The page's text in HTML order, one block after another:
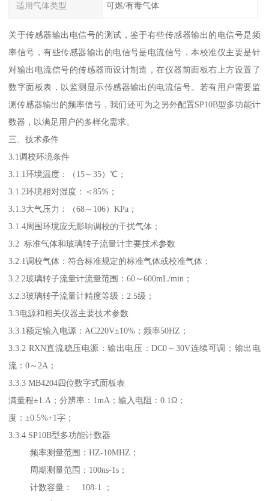
适用气体类型 可燃/有毒气体
关于传感器输出电信号的测试，鉴于有些传感器输出的电信号是频
率信号，有些传感器输出的电信号是电流信号，本校准仪主要是针
对输出电流信号的传感器而设计制造，在仪器前面板右上方设置了
数字面板表，以监测显示传感器输出的电流信号。若有用户需要监
测传感器输出的频率信号，我们还可为之另外配置SP10B型多功能计
数器，以满足用户的多样化需求。
三、技术条件
3.1调校环境条件
3.1.1环境温度：（15～35）℃；
3.1.2环境相对湿度：＜85%；
3.1.3大气压力：（68～106）KPa；
3.1.4周围环境应无影响调校的干扰气体；
3.2 标准气体和玻璃转子流量计主要技术参数
3.2.1调校气体：符合标准规定的标准气体或校准气体；
3.2.2玻璃转子流量计流量范围：60～600mL/min；
3.2.3玻璃转子流量计精度等级：2.5级；
3.3电源和相关仪器主要技术参数
3.3.1额定输入电源：AC220V±10%；频率50HZ；
3.3.2 RXN直流稳压电源：输出电压：DC0～30V连续可调；输出电
流：0～2A；
3.3.3 MB4204四位数字式面板表
满量程±1.A；分辨率：1mA；输入电阻：0.1Ω；
度：±0.5%+1字；
3.3.4 SP10B型多功能计数器
频率测量范围：HZ-10MHZ；
周期测量范围：100ns-1s；
计数容量： 108-1 ；